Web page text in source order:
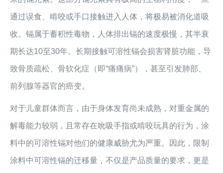
通过误食、啃咬或手口接触进入人体，将极易被消化道吸
收。镉属于蓄积性毒物，人体排出镉的速度极慢，其半衰
期长达10至30年。长期接触可溶性镉会损害肾脏功能，导
致骨质疏松、骨软化症（即“痛痛病”），甚至引发肺部、
前列腺等器官的癌变。
对于儿童群体而言，由于身体发育尚未成熟，对重金属的
解毒能力较弱，且常存在吮吸手指或啃咬玩具的行为，涂
料中的可溶性镉对他们的健康威胁尤为严重。因此，限制
涂料中可溶性镉的迁移量，不仅是产品质量的要求，更是